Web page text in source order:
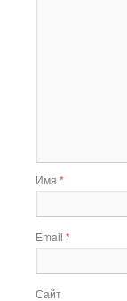
Имя *
Email *
Сайт